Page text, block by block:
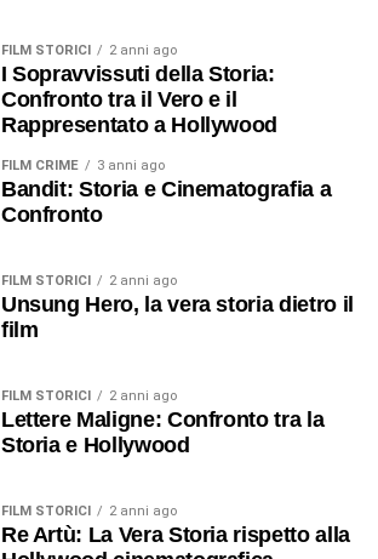
FILM STORICI 2 anni ago
I Sopravvissuti della Storia:
Confronto tra il Vero e il
Rappresentato a Hollywood
FILM CRIME 3 anni ago
Bandit: Storia e Cinematografia a
Confronto
FILM STORICI 2 anni ago
Unsung Hero, la vera storia dietro il
film
FILM STORICI 2 anni ago
Lettere Maligne: Confronto tra la
Storia e Hollywood
FILM STORICI 2 anni ago
Re Artù: La Vera Storia rispetto alla